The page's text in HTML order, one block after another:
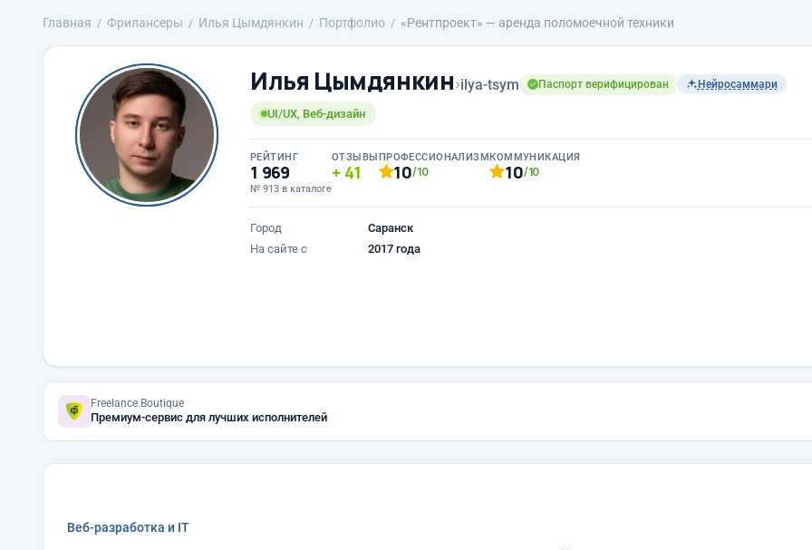
Главная Фрилансеры Илья Цымдянкин Портфолио «Рентпроект» — аренда поломоечной техники
Илья Цымдянкин›ilya-tsym Паспорт верифицирован Нейросаммари
UI/UX, Веб-дизайн
РЕЙТИНГ
1 969
№ 913 в каталоге
ОТЗЫВЫ
41
ПРОФЕССИОНАЛИЗМ
10/10
КОММУНИКАЦИЯ
10/10
Город
Саранск
На сайте с
2017 года
Freelance.Boutique
Премиум-сервис для лучших исполнителей
Веб-разработка и IT